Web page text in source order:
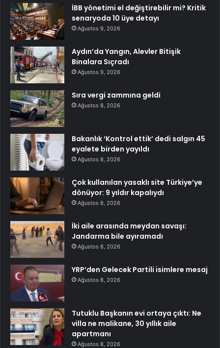
İBB yönetimi el değiştirebilir mi? Kritik
senaryoda 10 üye detayı
Ağustos 9, 2026
Aydın’da Yangın, Alevler Bitişik
Binalara Sıçradı
Ağustos 9, 2026
Sıra vergi zammına geldi
Ağustos 8, 2026
Bakanlık ‘Kontrol ettik’ dedi salgın 45
eyalete birden yayıldı
Ağustos 8, 2026
Çok kullanılan yasaklı site Türkiye’ye
dönüyor: 9 yıldır kapalıydı
Ağustos 8, 2026
İki aile arasında meydan savaşı:
Jandarma bile ayıramadı
Ağustos 8, 2026
YRP’den Gelecek Partili isimlere mesaj
Ağustos 8, 2026
Tutuklu Başkanın evi ortaya çıktı: Ne
villa ne malikane, 30 yıllık aile
apartmanı
Ağustos 8, 2026